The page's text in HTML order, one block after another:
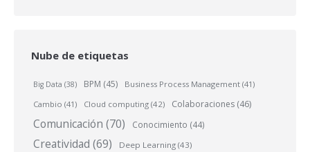
Nube de etiquetas
Big Data (38) BPM (45) Business Process Management (41)
Cambio (41) Cloud computing (42) Colaboraciones (46)
Comunicación (70) Conocimiento (44)
Creatividad (69) Deep Learning (43)